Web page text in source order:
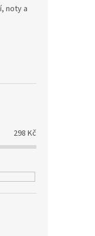
noty a
298 Kč